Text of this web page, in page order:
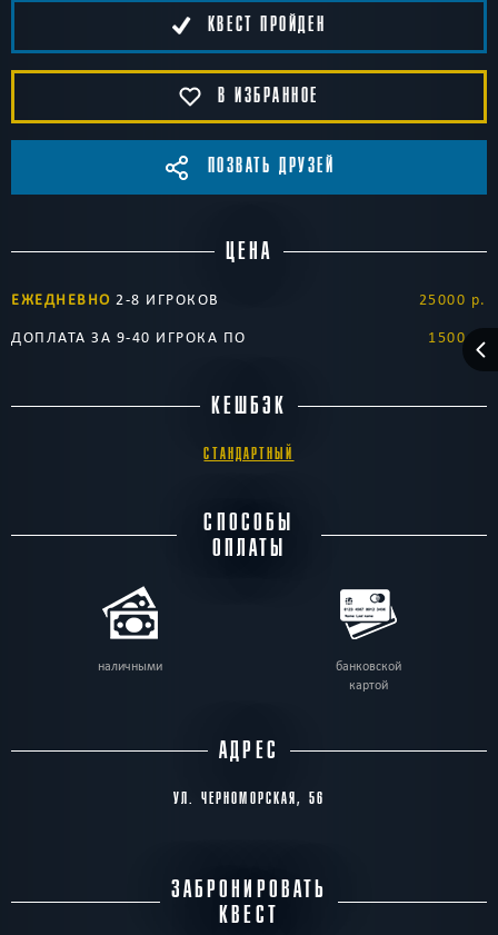
КВЕСТ ПРОЙДЕН
В ИЗБРАННОЕ
ПОЗВАТЬ ДРУЗЕЙ
ЦЕНА
ЕЖЕДНЕВНО 2-8 ИГРОКОВ
25000 р.
ДОПЛАТА ЗА 9-40 ИГРОКА ПО
1500 р.
КЕШБЭК
СТАНДАРТНЫЙ
СПОСОБЫ
ОПЛАТЫ
наличными
банковской
картой
АДРЕС
УЛ. ЧЕРНОМОРСКАЯ, 56
ЗАБРОНИРОВАТЬ
КВЕСТ